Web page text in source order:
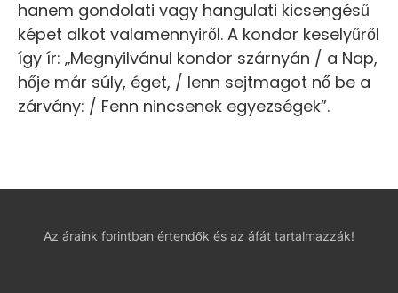
hanem gondolati vagy hangulati kicsengésű
képet alkot valamennyiről. A kondor keselyűről
így ír: „Megnyilvánul kondor szárnyán / a Nap,
hője már súly, éget, / lenn sejtmagot nő be a
zárvány: / Fenn nincsenek egyezségek”.
Az áraink forintban értendők és az áfát tartalmazzák!